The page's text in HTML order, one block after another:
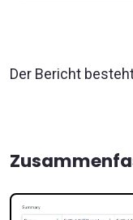
Der Bericht